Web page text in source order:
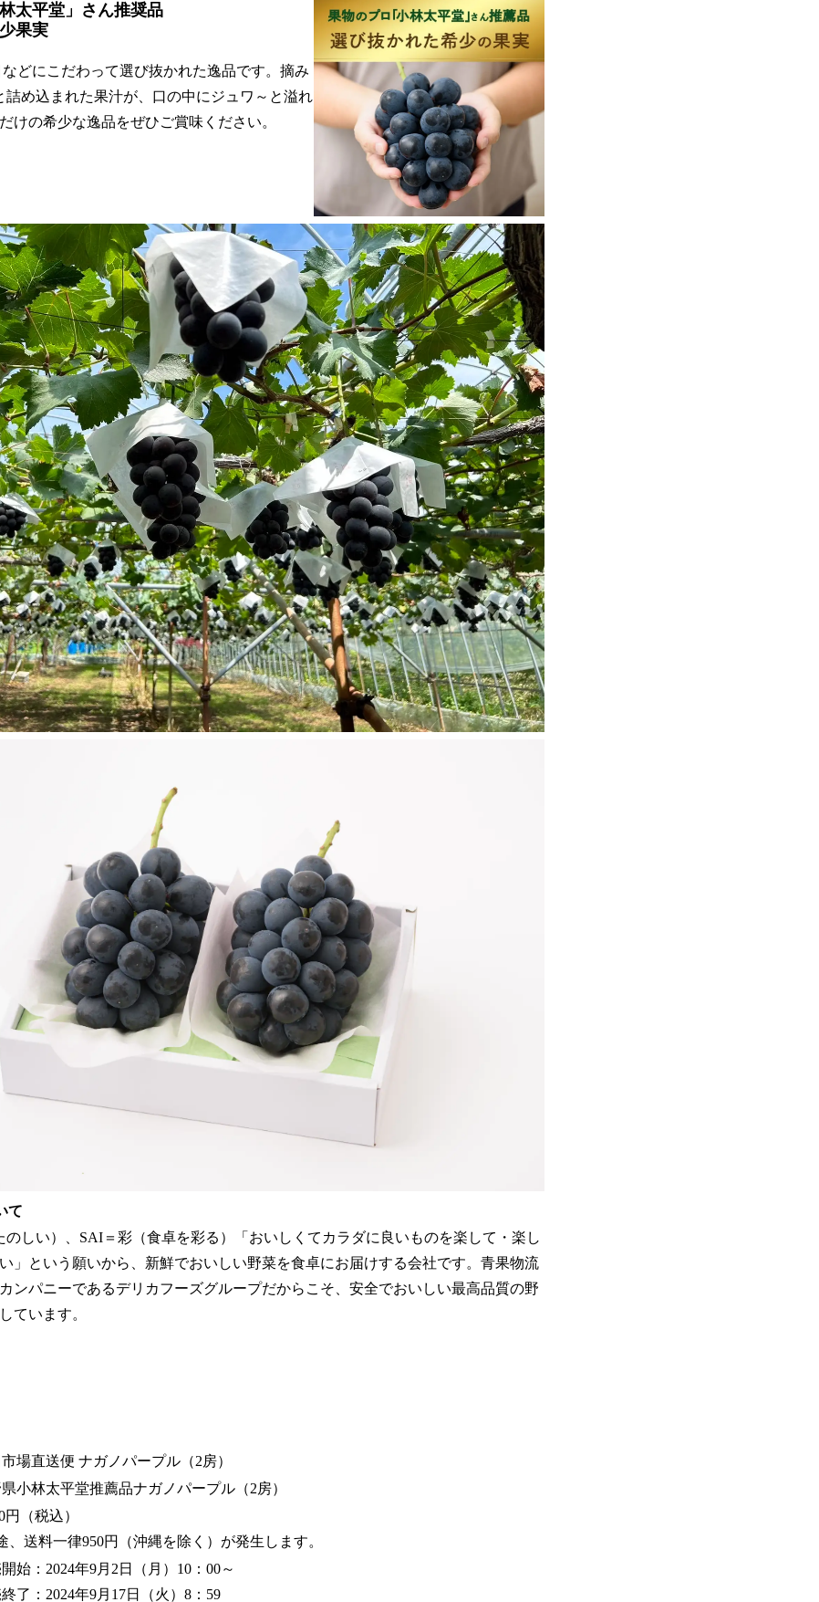
太平堂」さん推奨品
果実
どにこだわって選び抜かれた逸品です。摘み
詰め込まれた果汁が、口の中にジュワ～と溢れ
けの希少な逸品をぜひご賞味ください。
て
しい）、SAI＝彩（食卓を彩る）「おいしくてカラダに良いものを楽して・楽し
」という願いから、新鮮でおいしい野菜を食卓にお届けする会社です。青果物流
ンパニーであるデリカフーズグループだからこそ、安全でおいしい最高品質の野
ています。
場直送便 ナガノパープル（2房）
小林太平堂推薦品ナガノパープル（2房）
円（税込）
、送料一律950円（沖縄を除く）が発生します。
始：2024年9月2日（月）10：00～
了：2024年9月17日（火）8：59